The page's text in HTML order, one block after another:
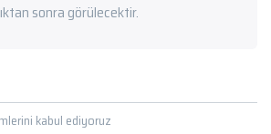
sonra görülecektir.
kabul ediyoruz